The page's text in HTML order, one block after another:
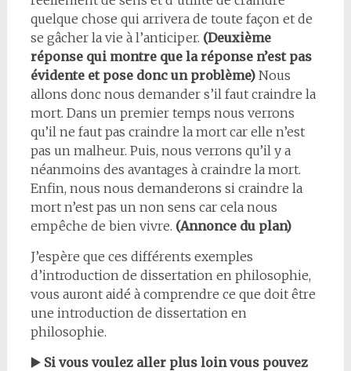
quelque chose qui arrivera de toute façon et de
se gâcher la vie à l’anticiper. (Deuxième
réponse qui montre que la réponse n’est pas
évidente et pose donc un problème)Nous
allons donc nous demander s’il faut craindre la
mort. Dans un premier temps nous verrons
qu’il ne faut pas craindre la mort car elle n’est
pas un malheur. Puis, nous verrons qu’il y a
néanmoins des avantages à craindre la mort.
Enfin, nous nous demanderons si craindre la
mort n’est pas un non sens car cela nous
empêche de bien vivre. (Annonce du plan)
J’espère que ces différents exemples
d’introduction de dissertation en philosophie,
vous auront aidé à comprendre ce que doit être
une introduction de dissertation en
philosophie.
▶️ Si vous voulez aller plus loin vous pouvez